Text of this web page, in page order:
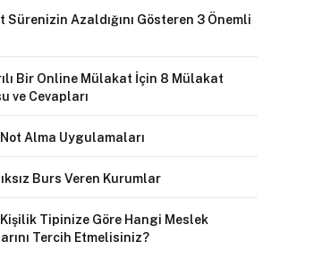
Sürenizin Azaldığını Gösteren 3 Önemli
Bir Online Mülakat İçin 8 Mülakat
ve Cevapları
Not Alma Uygulamaları
Burs Veren Kurumlar
Kişilik Tipinize Göre Hangi Meslek
Tercih Etmelisiniz?